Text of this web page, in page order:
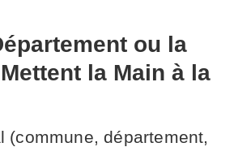
ou la
la Main à la
(commune, département,